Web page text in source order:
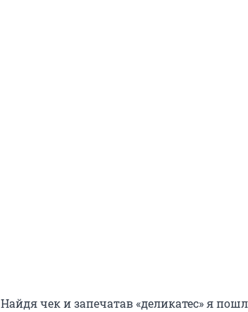
Найдя чек и запечатав «деликатес» я